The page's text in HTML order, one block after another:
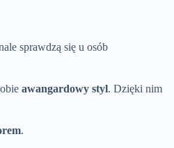
sprawdzą się u osób
awangardowy styl. Dzięki nim
.